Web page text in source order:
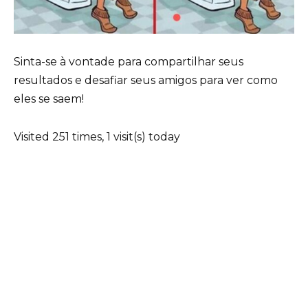
Sinta-se à vontade para compartilhar seus
resultados e desafiar seus amigos para ver como
eles se saem!
Visited 251 times, 1 visit(s) today